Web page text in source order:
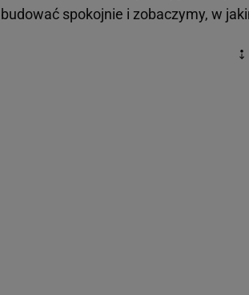
budować spokojnie i zobaczymy, w